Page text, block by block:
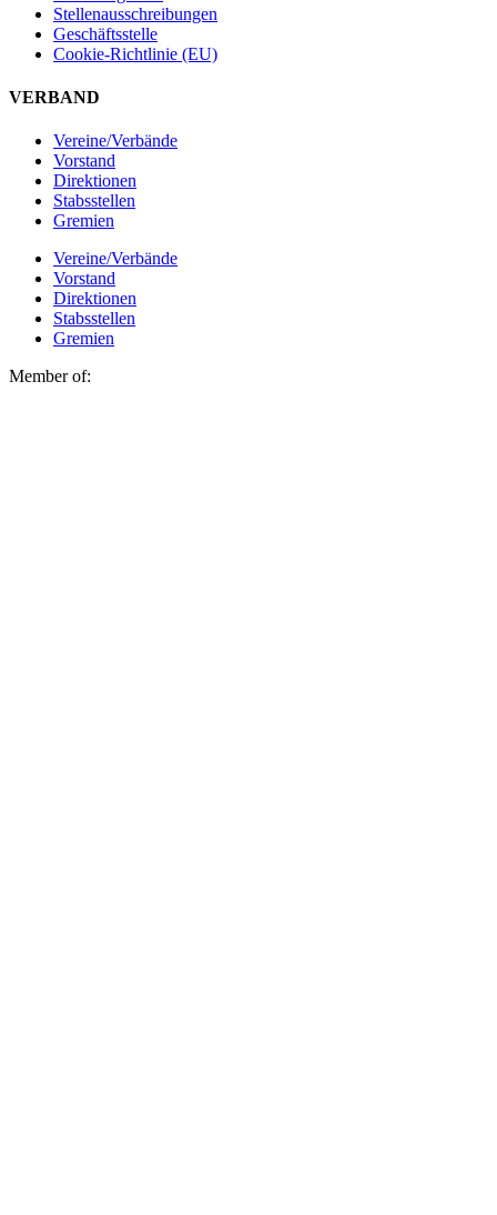
Stellen­ausschreibungen
Geschäftsstelle
Cookie-Richtlinie (EU)
VERBAND
Vereine/Verbände
Vorstand
Direktionen
Stabsstellen
Gremien
Vereine/Verbände
Vorstand
Direktionen
Stabsstellen
Gremien
Member of: